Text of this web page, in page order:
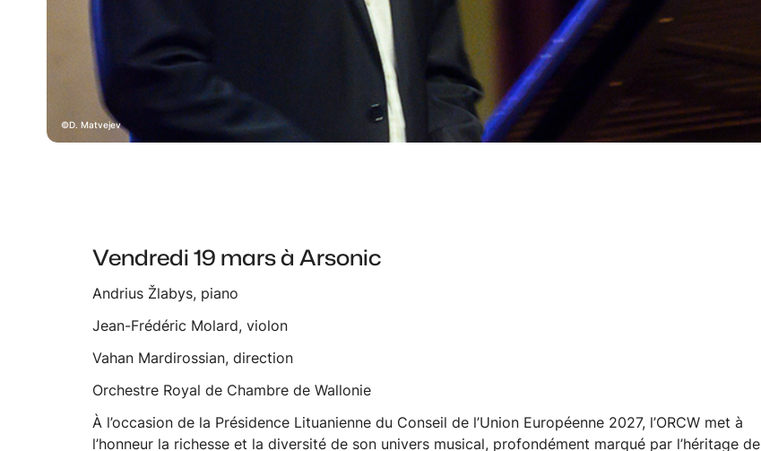
D. Matvejev
Vendredi 19 mars à Arsonic
Andrius Žlabys, piano
Jean-Frédéric Molard, violon
Vahan Mardirossian, direction
Orchestre Royal de Chambre de Wallonie
À l’occasion de la Présidence Lituanienne du Conseil de l’Union Européenne 2027, l’ORCW met à
l’honneur la richesse et la diversité de son univers musical, profondément marqué par l’héritage de